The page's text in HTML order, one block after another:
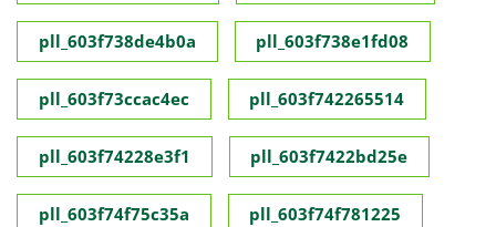
pll_603f738de4b0a pll_603f738e1fd08
pll_603f73ccac4ec pll_603f742265514
pll_603f74228e3f1 pll_603f7422bd25e
pll_603f74f75c35a pll_603f74f781225